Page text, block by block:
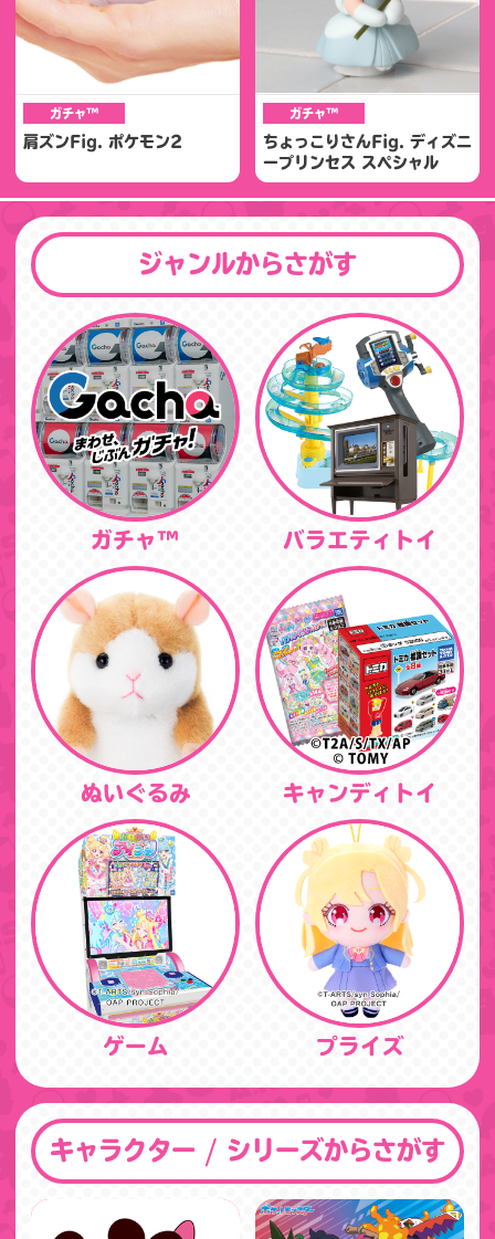
ガチャ™
肩ズンFig. ポケモン2
ガチャ™
ちょっこりさんFig. ディズニ
ープリンセス スペシャル
ジャンルからさがす
ガチャ™ バラエティトイ
ぬいぐるみ キャンディトイ
ゲーム プライズ
キャラクター / シリーズからさがす